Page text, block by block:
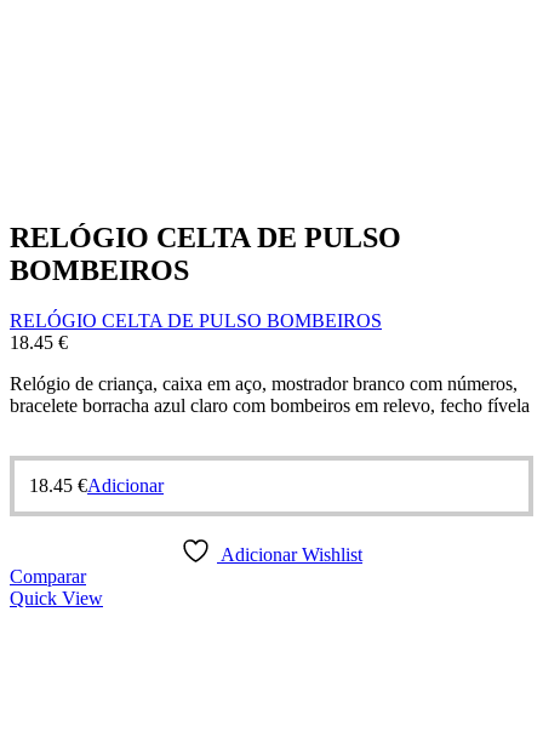
RELÓGIO CELTA DE PULSO
BOMBEIROS
RELÓGIO CELTA DE PULSO BOMBEIROS
18.45 €
Relógio de criança, caixa em aço, mostrador branco com números,
bracelete borracha azul claro com bombeiros em relevo, fecho fívela
18.45 €Adicionar
Adicionar Wishlist
Comparar
Quick View